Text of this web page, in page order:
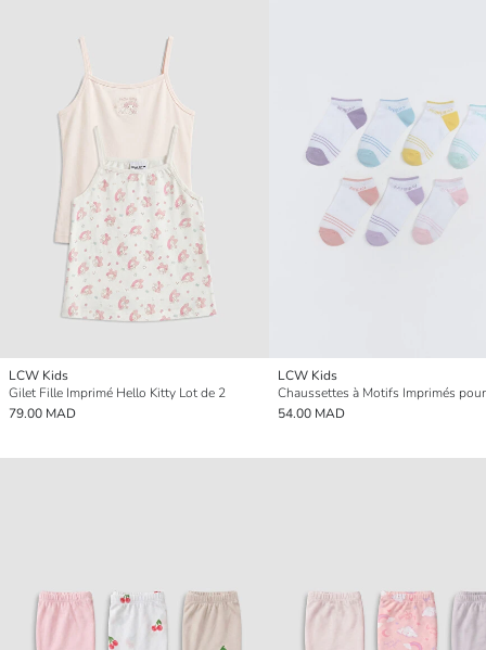
LCW Kids
Gilet Fille Imprimé Hello Kitty Lot de 2
79.00 MAD
LCW Kids
54.00 MAD